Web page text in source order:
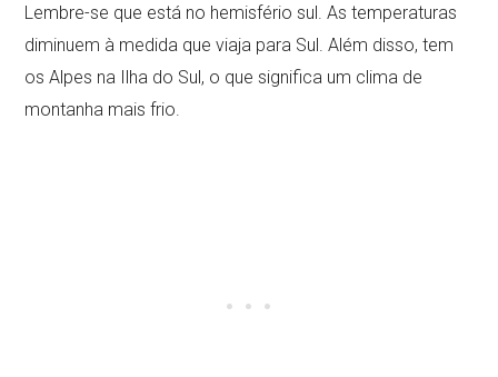
Lembre-se que está no hemisfério sul. As temperaturas
diminuem à medida que viaja para Sul. Além disso, tem
os Alpes na Ilha do Sul, o que significa um clima de
montanha mais frio.